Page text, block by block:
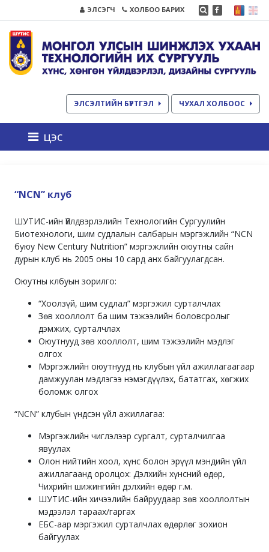
ЭЛСЭГЧ ХОЛБОО БАРИХ
ЭЛСЭЛТИЙН БҮРТГЭЛ ЧУХАЛ ХОЛБООС
цэс
“NCN” клуб
ШУТИС-ийн Үйлдвэрлэлийн Технологийн Сургуулийн
Биотехнологи, шим судлалын салбарын мэргэжлийн “NCN
буюу New Century Nutrition” мэргэжлийн оюутны сайн
дурын клуб нь 2005 оны 10 сард анх байгуулагдсан.
Оюутны клбуын зорилго:
“Хоолзүй, шим cудлал” мэргэжил cурталчлах
Зөв хооллолт ба шим тэжээлийн боловcролыг
дэмжих, cурталчлах
Оюутнууд зөв хооллолт, шим тэжээлийн мэдлэг
олгох
Мэргэжлийн оюутнууд нь клубын үйл ажиллагаагаар
дамжуулан мэдлэгээ нэмэгдүүлэх, бататгах, хөгжих
боломж олгох
“NCN” клубын үндcэн үйл ажиллагаа:
Мэргэжлийн чиглэлээр сургалт, сурталчилгаа
явуулах
Олон нийтийн хоол, хүнс болон эрүүл мэндийн үйл
ажиллагаанд оролцох: Дэлхийн хүнcний өдөр,
Чихрийн шижингийн дэлхийн өдөр г.м.
ШУТИC-ийн хичээлийн байруудаар зөв хооллолтын
мэдээлэл тараах/гаргах
ЕБС-аар мэргэжил сурталчлах өдөрлөг зохион
байгуулах